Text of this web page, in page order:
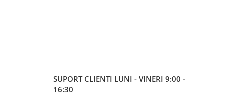
SUPORT CLIENTI LUNI - VINERI 9:00 -
16:30